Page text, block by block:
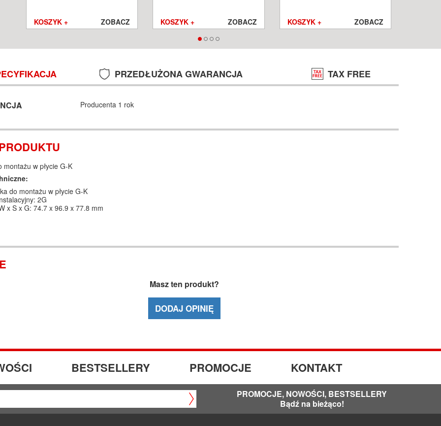
KOSZYK + ZOBACZ KOSZYK + ZOBACZ KOSZYK + ZOBACZ
PRZEDŁUŻONA GWARANCJA TAX FREE
Producenta 1 rok
montażu w płycie G-K
do montażu w płycie G-K
2G
x S x G: 74.7 x 96.9 x 77.8 mm
Masz ten produkt?
DODAJ OPINIĘ
BESTSELLERY PROMOCJE KONTAKT
PROMOCJE, NOWOŚCI, BESTSELLERY
Bądź na bieżąco!